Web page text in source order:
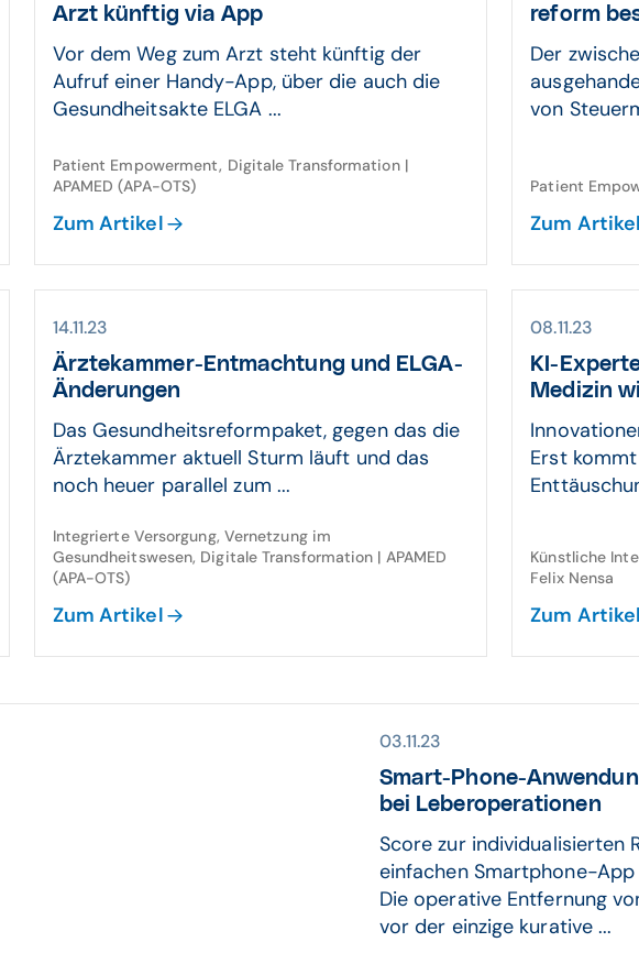
Arzt künftig via App
Vor dem Weg zum Arzt steht künftig der
Aufruf einer Handy-App, über die auch die
Gesundheitsakte ELGA ...
Patient Empowerment, Digitale Transformation |
APAMED (APA-OTS)
Zum Artikel
reform
Der
von
Patient
Zum Artikel
14.11.23
Ärztekammer-Ent­mach­tung und E­LGA-
Änderungen
Das Gesundheitsreformpaket, gegen das die
Ärztekammer aktuell Sturm läuft und das
noch heuer parallel zum ...
Integrierte Versorgung, Vernetzung im
Gesundheitswesen, Digitale Transformation | APAMED
(APA-OTS)
Zum Artikel
08.11.23
KI-
Medizin
Erst
Künstliche
Felix Nensa
Zum Artikel
03.11.23
Smart-Phone-
bei Leber­opera­tionen
Score zur individualisierten
einfachen Smartphone-
Die operative Entfernung
vor der einzige kurative ...